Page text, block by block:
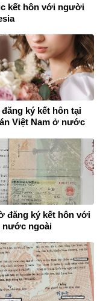
kết hôn với người
đăng ký kết hôn tại
Việt Nam ở nước
đăng ký kết hôn với
ngoài